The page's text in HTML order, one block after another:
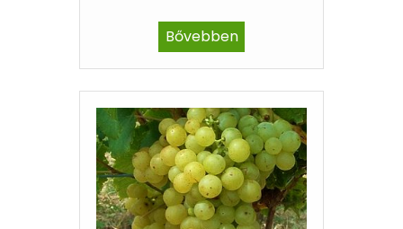
Bővebben